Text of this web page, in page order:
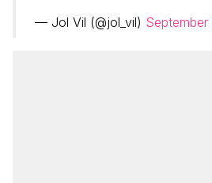
— Jol Vil (@jol_vil)